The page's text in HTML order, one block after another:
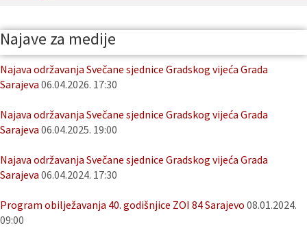
Najave za medije
Najava održavanja Svečane sjednice Gradskog vijeća Grada
Sarajeva 06.04.2026. 17:30
Najava održavanja Svečane sjednice Gradskog vijeća Grada
Sarajeva 06.04.2025. 19:00
Najava održavanja Svečane sjednice Gradskog vijeća Grada
Sarajeva 06.04.2024. 17:30
Program obilježavanja 40. godišnjice ZOI 84 Sarajevo 08.01.2024.
09:00